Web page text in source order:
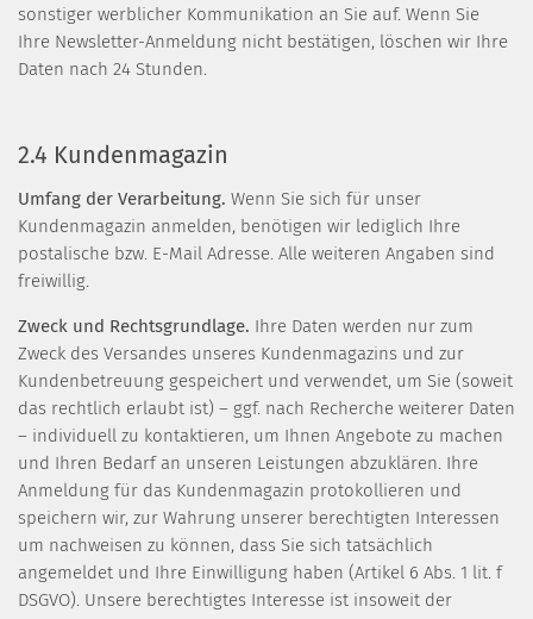
sonstiger werblicher Kommunikation an Sie auf. Wenn Sie
Ihre Newsletter-Anmeldung nicht bestätigen, löschen wir Ihre
Daten nach 24 Stunden.
2.4 Kundenmagazin
Umfang der Verarbeitung. Wenn Sie sich für unser
Kundenmagazin anmelden, benötigen wir lediglich Ihre
postalische bzw. E-Mail Adresse. Alle weiteren Angaben sind
freiwillig.
Zweck und Rechtsgrundlage. Ihre Daten werden nur zum
Zweck des Versandes unseres Kundenmagazins und zur
Kundenbetreuung gespeichert und verwendet, um Sie (soweit
das rechtlich erlaubt ist) – ggf. nach Recherche weiterer Daten
– individuell zu kontaktieren, um Ihnen Angebote zu machen
und Ihren Bedarf an unseren Leistungen abzuklären. Ihre
Anmeldung für das Kundenmagazin protokollieren und
speichern wir, zur Wahrung unserer berechtigten Interessen
um nachweisen zu können, dass Sie sich tatsächlich
angemeldet und Ihre Einwilligung haben (Artikel 6 Abs. 1 lit. f
DSGVO). Unsere berechtigtes Interesse ist insoweit der